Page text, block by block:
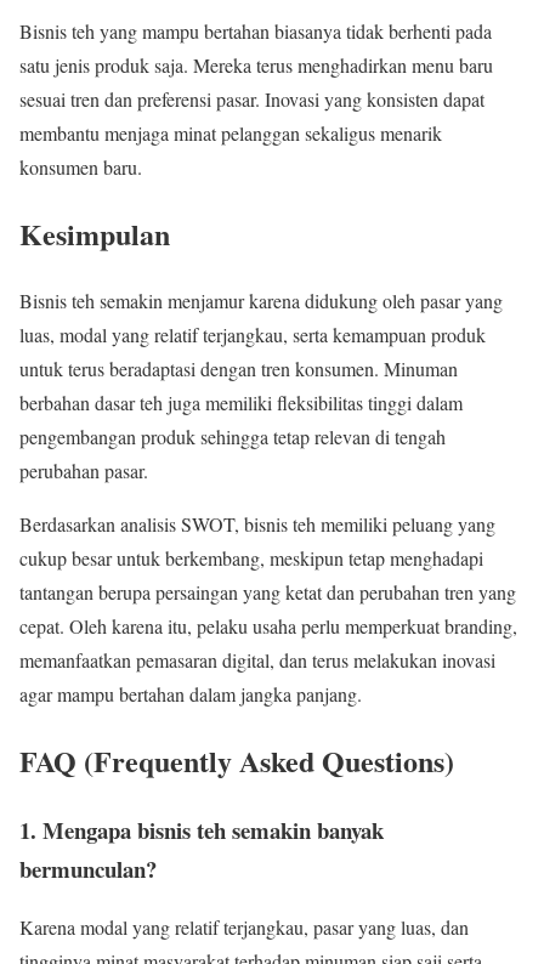
Bisnis teh yang mampu bertahan biasanya tidak berhenti pada
satu jenis produk saja. Mereka terus menghadirkan menu baru
sesuai tren dan preferensi pasar. Inovasi yang konsisten dapat
membantu menjaga minat pelanggan sekaligus menarik
konsumen baru.
Kesimpulan
Bisnis teh semakin menjamur karena didukung oleh pasar yang
luas, modal yang relatif terjangkau, serta kemampuan produk
untuk terus beradaptasi dengan tren konsumen. Minuman
berbahan dasar teh juga memiliki fleksibilitas tinggi dalam
pengembangan produk sehingga tetap relevan di tengah
perubahan pasar.
Berdasarkan analisis SWOT, bisnis teh memiliki peluang yang
cukup besar untuk berkembang, meskipun tetap menghadapi
tantangan berupa persaingan yang ketat dan perubahan tren yang
cepat. Oleh karena itu, pelaku usaha perlu memperkuat branding,
memanfaatkan pemasaran digital, dan terus melakukan inovasi
agar mampu bertahan dalam jangka panjang.
FAQ (Frequently Asked Questions)
1. Mengapa bisnis teh semakin banyak
bermunculan?
Karena modal yang relatif terjangkau, pasar yang luas, dan